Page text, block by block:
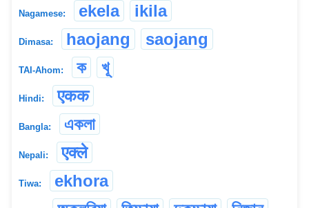
Nagamese: ekela ikila
Dimasa: haojang saojang
TAI-Ahom: ক খূ
Hindi: एकक
Bangla: একলা
Nepali: एक्ले
Tiwa: ekhora